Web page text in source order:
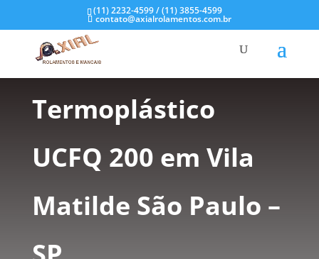
(11) 2232-4599 / (11) 3855-4599
contato@axialrolamentos.com.br
Mancal
Termoplástico
UCFQ 200 em Vila
Matilde São Paulo –